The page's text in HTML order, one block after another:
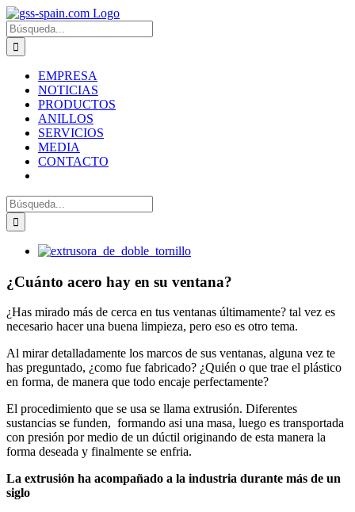
Zum
Inhalt
springen
Suche
nach:
EMPRESA
NOTICIAS
PRODUCTOS
ANILLOS
SERVICIOS
MEDIA
CONTACTO
Suche
nach:
Zeige
Bild
¿Cuánto acero hay en su ventana?
¿Has mirado más de cerca en tus ventanas últimamente? tal vez es
necesario hacer una buena limpieza, pero eso es otro tema.
Al mirar detalladamente los marcos de sus ventanas, alguna vez te
has preguntado, ¿como fue fabricado? ¿Quién o que trae el plástico
en forma, de manera que todo encaje perfectamente?
El procedimiento que se usa se llama extrusión. Diferentes
sustancias se funden, formando asi una masa, luego es transportada
con presión por medio de un dúctil originando de esta manera la
forma deseada y finalmente se enfria.
La extrusión ha acompañado a la industria durante más de un
siglo